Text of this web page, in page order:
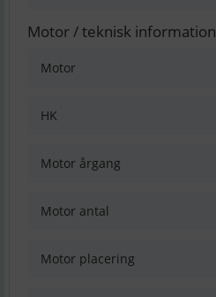
Motor / teknisk information
Motor
HK
Motor årgang
Motor antal
Motor placering